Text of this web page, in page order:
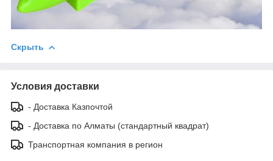
Скрыть
Условия доставки
- Доставка Казпочтой
- Доставка по Алматы (стандартный квадрат)
Транспортная компания в регион